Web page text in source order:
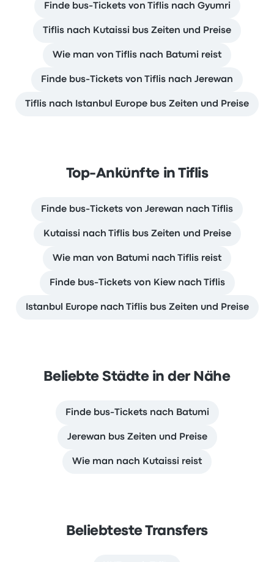
Finde bus-Tickets von Tiflis nach Gyumri
Tiflis nach Kutaissi bus Zeiten und Preise
Wie man von Tiflis nach Batumi reist
Finde bus-Tickets von Tiflis nach Jerewan
Tiflis nach Istanbul Europe bus Zeiten und Preise
Top-Ankünfte in Tiflis
Finde bus-Tickets von Jerewan nach Tiflis
Kutaissi nach Tiflis bus Zeiten und Preise
Wie man von Batumi nach Tiflis reist
Finde bus-Tickets von Kiew nach Tiflis
Istanbul Europe nach Tiflis bus Zeiten und Preise
Beliebte Städte in der Nähe
Finde bus-Tickets nach Batumi
Jerewan bus Zeiten und Preise
Wie man nach Kutaissi reist
Beliebteste Transfers